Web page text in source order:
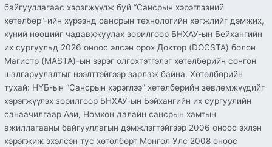
байгууллагаас хэрэгжүүлж буй “Сансрын хэрэглээний
хөтөлбөр”-ийн хүрээнд сансрын технологийн хөгжлийг дэмжих,
хүний нөөцийг чадавхжуулах зорилгоор БНХАУ-ын Бейхангийн
их сургуульд 2026 оноос элсэн орох Доктор (DOCSTA) болон
Магистр (MASTA)-ын зэрэг олгохтэтгэлэг хөтөлбөрийн сонгон
шалгаруулалтыг нээлттэйгээр зарлаж байна. Хөтөлбөрийн
тухай: НҮБ-ын “Сансрын хэрэглээ” хөтөлбөрийн зөвлөмжүүдийг
хэрэгжүүлэх зорилгоор БНХАУ-ын Бэйхангийн их сургуулийн
санаачилгаар Ази, Номхон далайн сансрын хамтын
ажиллагааны байгууллагын дэмжлэгтэйгээр 2006 оноос эхлэн
хэрэгжиж эхэлсэн тус хөтөлбөрт Монгол Улс 2008 оноос